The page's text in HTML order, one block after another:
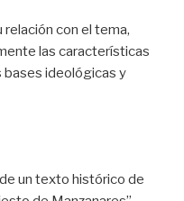
relación con el tema,
las características
bases ideológicas y
un texto histórico de